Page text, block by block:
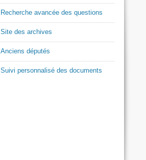
Recherche avancée des questions
Site des archives
Anciens députés
Suivi personnalisé des documents